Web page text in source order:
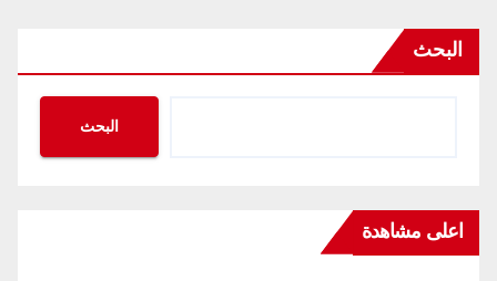
البحث
البحث
اعلى مشاهدة